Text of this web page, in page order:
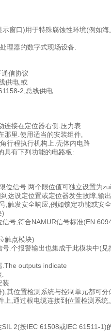
窗口)用于特殊腐蚀性环境(例如
理器的数字式现场设备.
信协议
供电,或
2,总线供电
连接在定位器右侧.压力表
那里.使用适当的安装组件,
行程执行机构上.壳体内电路
具有下列功能的电路板:
位信号.两个限位值可独立设置为
达设定位置或定位器发生故障,输
,触发安全响应,例如锁定功能或安全
)
号,符合NAMUR信号标准(EN
触点模块)
.个报警输出也集成于此模块中(见
.The outputs indicate
装
其位置检测系统与控制单元都可
上,通过根电缆连接到位置检测系
2(按IEC 61508或IEC 61511-1)